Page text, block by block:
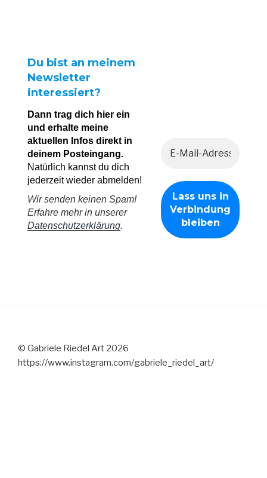
Du bist an meinem
Newsletter
interessiert?
Dann trag dich hier ein
und erhalte meine
aktuellen Infos direkt in
deinem Posteingang.
Natürlich kannst du dich
jederzeit wieder abmelden!
Wir senden keinen Spam!
Erfahre mehr in unserer
Datenschutzerklärung.
© Gabriele Riedel Art 2026
https://www.instagram.com/gabriele_riedel_art/